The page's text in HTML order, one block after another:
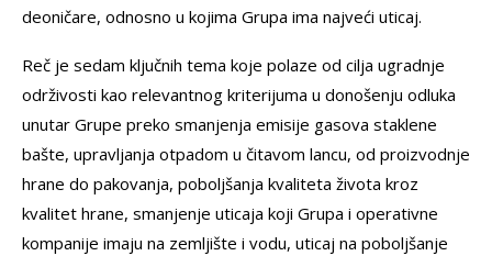
deoničare, odnosno u kojima Grupa ima najveći uticaj.
Reč je sedam ključnih tema koje polaze od cilja ugradnje
održivosti kao relevantnog kriterijuma u ​​donošenju odluka
unutar Grupe preko smanjenja emisije gasova staklene
bašte, upravljanja otpadom u čitavom lancu, od proizvodnje
hrane do pakovanja, poboljšanja kvaliteta života kroz
kvalitet hrane, smanjenje uticaja koji Grupa i operativne
kompanije imaju na zemljište i vodu, uticaj na poboljšanje